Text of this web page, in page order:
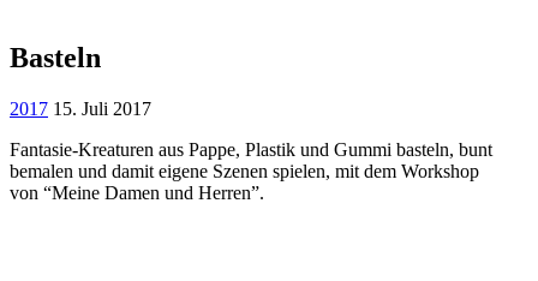
Basteln
2017 15. Juli 2017
Fantasie-Kreaturen aus Pappe, Plastik und Gummi basteln, bunt
bemalen und damit eigene Szenen spielen, mit dem Workshop
von “Meine Damen und Herren”.